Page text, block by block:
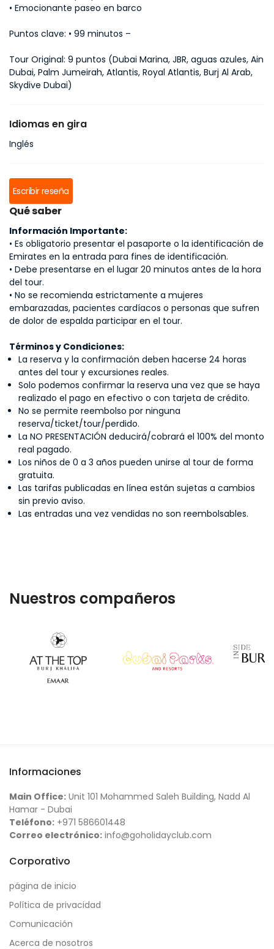
• Emocionante paseo en barco
Puntos clave: • 99 minutos –
Tour Original: 9 puntos (Dubai Marina, JBR, aguas azules, Ain
Dubai, Palm Jumeirah, Atlantis, Royal Atlantis, Burj Al Arab,
Skydive Dubai)
Idiomas en gira
Inglés
Escribir reseña
Qué saber
Información Importante:
• Es obligatorio presentar el pasaporte o la identificación de
Emirates en la entrada para fines de identificación.
• Debe presentarse en el lugar 20 minutos antes de la hora
del tour.
• No se recomienda estrictamente a mujeres
embarazadas, pacientes cardíacos o personas que sufren
de dolor de espalda participar en el tour.
Términos y Condiciones:
La reserva y la confirmación deben hacerse 24 horas
antes del tour y excursiones reales.
Solo podemos confirmar la reserva una vez que se haya
realizado el pago en efectivo o con tarjeta de crédito.
No se permite reembolso por ninguna
reserva/ticket/tour/perdido.
La NO PRESENTACIÓN deducirá/cobrará el 100% del monto
real pagado.
Los niños de 0 a 3 años pueden unirse al tour de forma
gratuita.
Las tarifas publicadas en línea están sujetas a cambios
sin previo aviso.
Las entradas una vez vendidas no son reembolsables.
Nuestros compañeros
Informaciones
Main Office: Unit 101 Mohammed Saleh Building, Nadd Al
Hamar - Dubai
Teléfono: +971 586601448
Correo electrónico: info@goholidayclub.com
Corporativo
página de inicio
Política de privacidad
Comunicación
Acerca de nosotros